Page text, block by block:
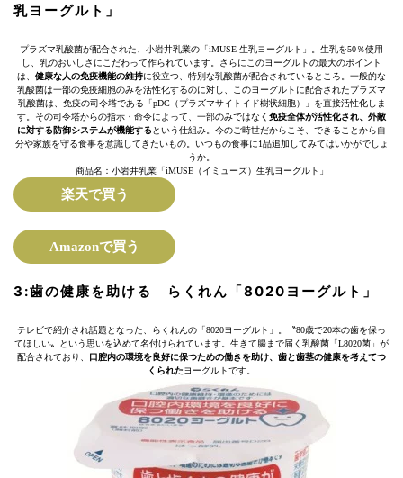
乳ヨーグルト」
プラズマ乳酸菌が配合された、小岩井乳業の「iMUSE 生乳ヨーグルト」。生乳を50％使用
し、乳のおいしさにこだわって作られています。さらにこのヨーグルトの最大のポイント
は、 健康な人の免疫機能の維持に役立つ、特別な乳酸菌が配合されているところ。一般的な
乳酸菌は一部の免疫細胞のみを活性化するのに対し、このヨーグルトに配合されたプラズマ
乳酸菌は、免疫の司令塔である「pDC（プラズマサイトイド樹状細胞）」を直接活性化しま
す。その司令塔からの指示・命令によって、一部のみではなく 免疫全体が活性化され、外敵
に対する防御システムが機能する という仕組み。今のご時世だからこそ、できることから自
分や家族を守る食事を意識してきたいもの。いつもの食事に1品追加してみてはいかがでしょ
うか。
商品名：小岩井乳業「iMUSE（イミューズ）生乳ヨーグルト」
楽天で買う
Amazonで買う
3:歯の健康を助ける らくれん「8020ヨーグルト」
テレビで紹介され話題となった、らくれんの「8020ヨーグルト」。〝80歳で20本の歯を保っ
てほしい〟という思いを込めて名付けられています。生きて腸まで届く乳酸菌「L8020菌」が
配合されており、 口腔内の環境を良好に保つための働きを助け、歯と歯茎の健康を考えてつ
くられたヨーグルトです。